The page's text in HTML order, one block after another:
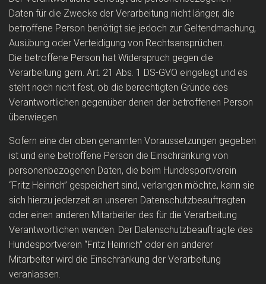
Daten für die Zwecke der Verarbeitung nicht länger, die
betroffene Person benötigt sie jedoch zur Geltendmachung,
Ausübung oder Verteidigung von Rechtsansprüchen.
Die betroffene Person hat Widerspruch gegen die
Verarbeitung gem. Art. 21 Abs. 1 DS-GVO eingelegt und es
steht noch nicht fest, ob die berechtigten Gründe des
Verantwortlichen gegenüber denen der betroffenen Person
überwiegen.
Sofern eine der oben genannten Voraussetzungen gegeben
ist und eine betroffene Person die Einschränkung von
personenbezogenen Daten, die beim Hundesportverein
“Fritz Heinrich” gespeichert sind, verlangen möchte, kann sie
sich hierzu jederzeit an unseren Datenschutzbeauftragten
oder einen anderen Mitarbeiter des für die Verarbeitung
Verantwortlichen wenden. Der Datenschutzbeauftragte des
Hundesportverein “Fritz Heinrich” oder ein anderer
Mitarbeiter wird die Einschränkung der Verarbeitung
veranlassen.